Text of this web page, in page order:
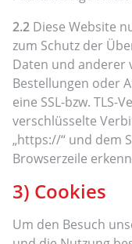
2.2 Diese Website
zum Schutz der
Daten und anderer
Bestellungen oder
eine SSL-bzw. TLS-
verschlüsselte
„https://“ und dem
Browserzeile
3) Cookies
Um den Besuch